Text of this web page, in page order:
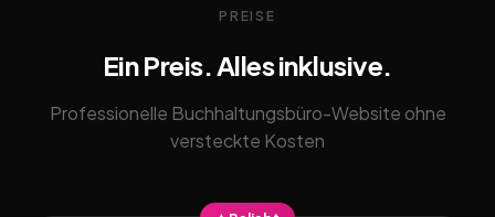
PREISE
Ein Preis. Alles inklusive.
Professionelle Buchhaltungsbüro-Website ohne
versteckte Kosten